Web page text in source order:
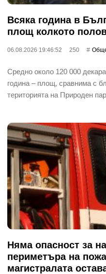
Всяка година в
площ колкото
06.08.2026 19:46:52 250
Средно около 120 000
година – площ, сравнима с
територията на Природен
Няма опасност за
периметъра на
магистралата